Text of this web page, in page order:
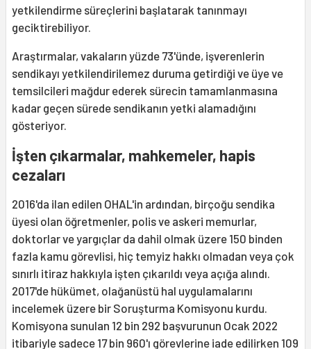
yetkilendirme süreçlerini başlatarak tanınmayı
geciktirebiliyor.
Araştırmalar, vakaların yüzde 73'ünde, işverenlerin
sendikayı yetkilendirilemez duruma getirdiği ve üye ve
temsilcileri mağdur ederek sürecin tamamlanmasına
kadar geçen sürede sendikanın yetki alamadığını
gösteriyor.
İşten çıkarmalar, mahkemeler, hapis
cezaları
2016'da ilan edilen OHAL'in ardından, birçoğu sendika
üyesi olan öğretmenler, polis ve askeri memurlar,
doktorlar ve yargıçlar da dahil olmak üzere 150 binden
fazla kamu görevlisi, hiç temyiz hakkı olmadan veya çok
sınırlı itiraz hakkıyla işten çıkarıldı veya açığa alındı.
2017'de hükümet, olağanüstü hal uygulamalarını
incelemek üzere bir Soruşturma Komisyonu kurdu.
Komisyona sunulan 12 bin 292 başvurunun Ocak 2022
itibariyle sadece 17 bin 960'ı görevlerine iade edilirken 109